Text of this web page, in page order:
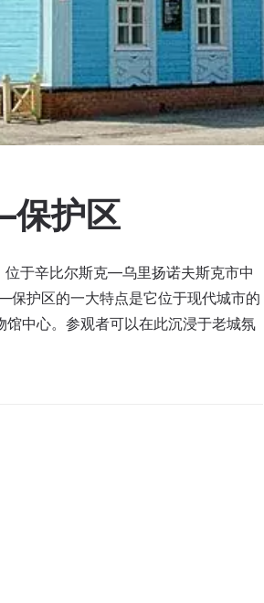
保护区
于辛比尔斯克—乌里扬诺夫斯克市中
保护区的一大特点是它位于现代城市的
中心。参观者可以在此沉浸于老城氛